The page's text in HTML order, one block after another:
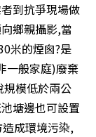
到抗爭現場做
鄉親攝影,當
米的煙囪?是
一般家庭)廢棄
規模低於兩公
塘邊也可設置
成環境污染,